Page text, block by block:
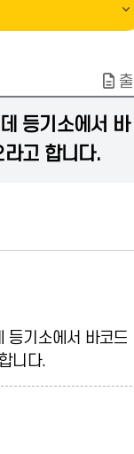
등기소에서 바
고 합니다.
등기소에서 바코드
니다.